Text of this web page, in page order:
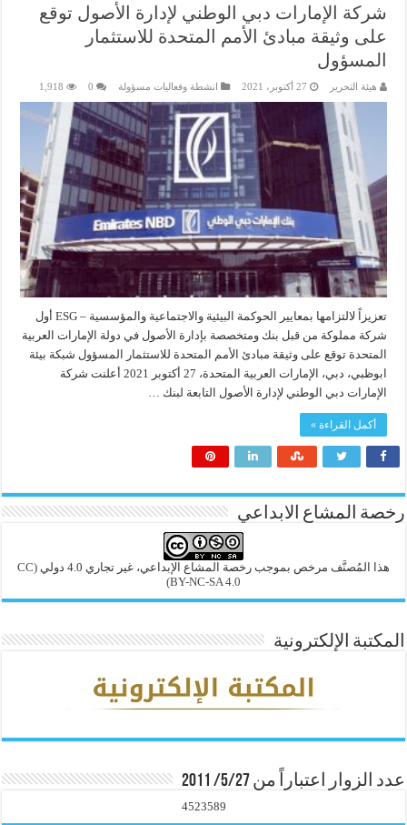
شركة الإمارات دبي الوطني لإدارة الأصول توقع
على وثيقة مبادئ الأمم المتحدة للاستثمار
المسؤول
هيئة التحرير 27 أكتوبر، 2021 انشطة وفعاليات مسؤولة 0
1,918
تعزيزاً لالتزامها بمعايير الحوكمة البيئية والاجتماعية والمؤسسية – ESG أول
شركة مملوكة من قبل بنك ومتخصصة بإدارة الأصول في دولة الإمارات العربية
المتحدة توقع على وثيقة مبادئ الأمم المتحدة للاستثمار المسؤول شبكة بيئة
ابوظبي، دبي، الإمارات العربية المتحدة، 27 أكتوبر 2021 أعلنت شركة
الإمارات دبي الوطني لإدارة الأصول التابعة لبنك …
أكمل القراءة »
رخصة المشاع الابداعي
هذا المُصنَّف مرخص بموجب رخصة المشاع الإبداعي، غير تجاري 4.0 دولي
(CC
BY-NC-SA 4.0)
المكتبة الإلكترونية
عدد الزوار اعتباراً من 5/27/ 2011
4523589